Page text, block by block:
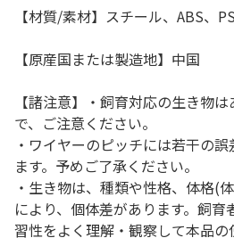
【材質/素材】スチール、ABS、
【原産国または製造地】中国
【諸注意】・飼育対応の生き物
で、ご注意ください。
・ワイヤーのピッチには若干の
ます。予めご了承ください。
・生き物は、種類や性格、体格(
により、個体差があります。飼
習性をよく理解・観察して本品